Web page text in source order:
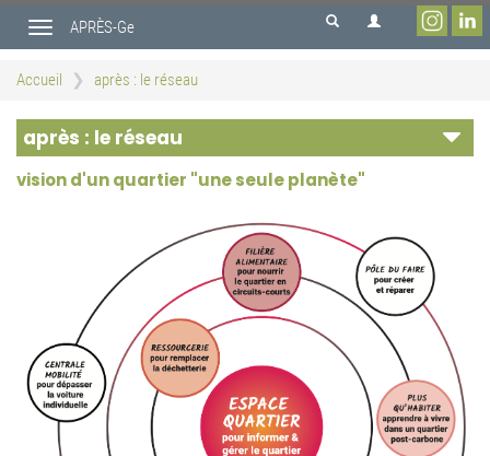
contenu
Toggle
navigation
APRÈS-Ge
Accueil après : le réseau
après : le réseau
vision d'un quartier "une seule planète"